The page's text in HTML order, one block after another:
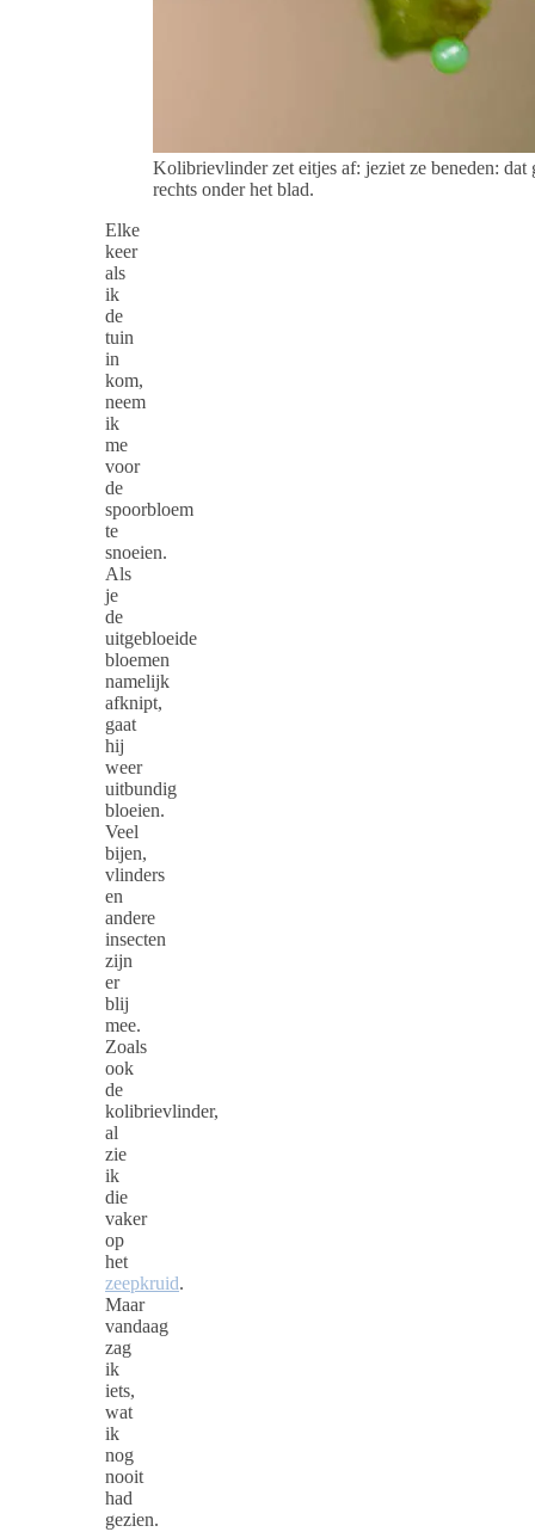
Kolibrievlinder zet eitjes af: jeziet ze beneden: dat
rechts onder het blad.
Elke
keer
als
ik
de
tuin
in
kom,
neem
ik
me
voor
de
spoorbloem
te
snoeien.
Als
je
de
uitgebloeide
bloemen
namelijk
afknipt,
gaat
hij
weer
uitbundig
bloeien.
Veel
bijen,
vlinders
en
andere
insecten
zijn
er
blij
mee.
Zoals
ook
de
kolibrievlinder,
al
zie
ik
die
vaker
op
het
zeepkruid.
Maar
vandaag
zag
ik
iets,
wat
ik
nog
nooit
had
gezien.